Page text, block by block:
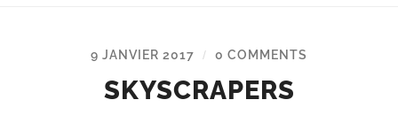
9 JANVIER 2017 / 0 COMMENTS
SKYSCRAPERS